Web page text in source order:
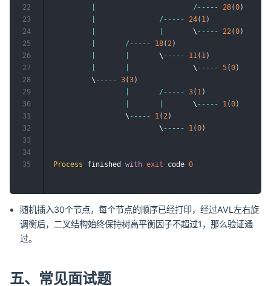
/ -- -- - 28(0)
/ -- -- - 24( 1 )
       \
-- -- - 22 (0)
/ -- -- - 18( 2 )
       \
-- -- - 11 ( 1 )
               \
-- -- - 5(0)
         \
-- -- - 3(3)
/ -- -- - 3( 1 )
       \
-- -- - 1 (0)
                 \
-- -- - 1 ( 2 )
                         \
-- -- - 1 (0)
Process finished with exit code 0
22
23
24
25
26
27
28
29
30
31
32
33
34
35
随机插入30个节点，每个节点的顺序已经打印，经过AVL左右旋
调衡后，二叉结构始终保持树高平衡因子不超过1，那么验证通
过。
五、常见面试题